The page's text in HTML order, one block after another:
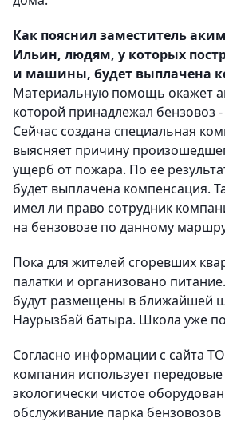
Как пояснил заместитель
Ильин, людям, у которых
и машины, будет выплачена
Материальную помощь окажет
которой принадлежал бензовоз
Сейчас создана специальная
выясняет причину
ущерб от пожара. По ее
будет выплачена компенсация.
имел ли право сотрудник
на бензовозе по данному
Пока для жителей сгоревших
палатки и организовано
будут размещены в ближайшей
Наурызбай батыра. Школа уже
Согласно информации с сайта
компания использует
экологически чистое
обслуживание парка